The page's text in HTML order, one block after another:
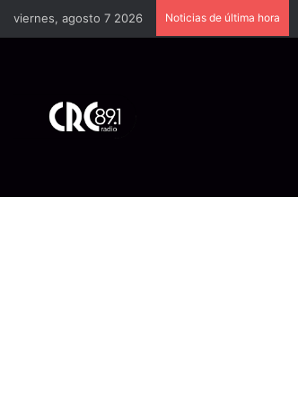
viernes, agosto 7 2026 Noticias de última hora